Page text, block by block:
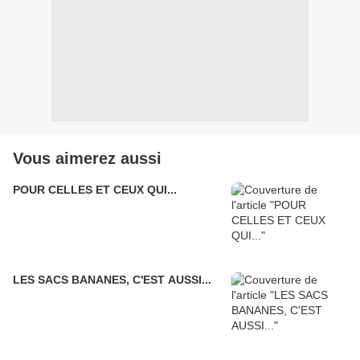
Vous aimerez aussi
POUR CELLES ET CEUX QUI...
LES SACS BANANES, C'EST AUSSI...